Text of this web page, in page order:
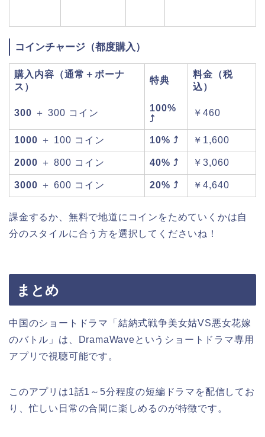
コインチャージ（都度購入）
購入内容（通常＋ボーナ
ス）
特典
料金（税
込）
300 ＋ 300 コイン
100%
⤴
￥460
1000 ＋ 100 コイン 10% ⤴ ￥1,600
2000 ＋ 800 コイン 40% ⤴ ￥3,060
3000 ＋ 600 コイン 20% ⤴ ￥4,640
課金するか、無料で地道にコインをためていくかは自
分のスタイルに合う方を選択してくださいね！
まとめ
中国のショートドラマ「結納式戦争美女姑VS悪女花嫁
のバトル」は、DramaWaveというショートドラマ専用
アプリで視聴可能です。
このアプリは1話1～5分程度の短編ドラマを配信してお
り、忙しい日常の合間に楽しめるのが特徴です。